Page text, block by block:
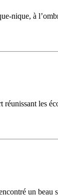
nique, à
les
un